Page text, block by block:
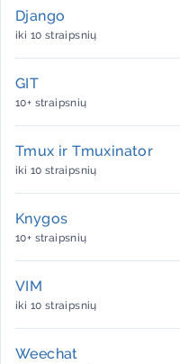
Django
iki 10 straipsnių
GIT
10+ straipsnių
Tmux ir Tmuxinator
iki 10 straipsnių
Knygos
10+ straipsnių
VIM
iki 10 straipsnių
Weechat